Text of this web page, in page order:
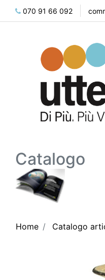
070 91 66 092
Catalogo
Home Catalogo